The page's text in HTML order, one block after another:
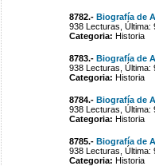
8782.- Biografía de
938 Lecturas, Última:
Categoria: Historia
8783.- Biografía de
938 Lecturas, Última:
Categoria: Historia
8784.- Biografía de
938 Lecturas, Última:
Categoria: Historia
8785.- Biografía de
938 Lecturas, Última:
Categoria: Historia